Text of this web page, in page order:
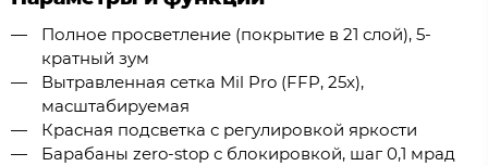
Полное просветление (покрытие в 21 слой), 5-
кратный зум
Вытравленная сетка Mil Pro (FFP, 25x),
масштабируемая
Красная подсветка с регулировкой яркости
Барабаны zero-stop с блокировкой, шаг 0,1 мрад